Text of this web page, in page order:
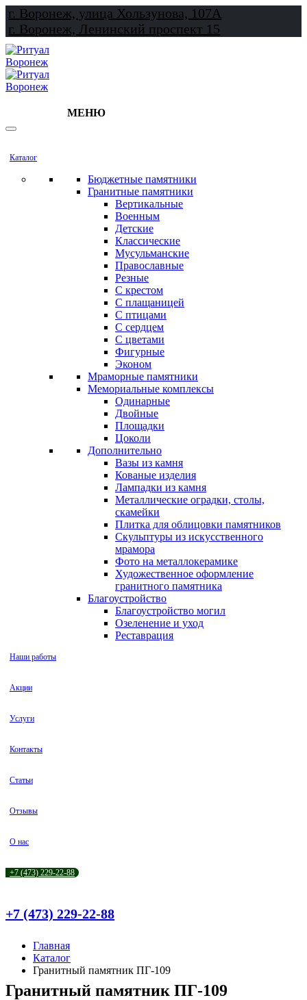
г. Воронеж, улица Хользунова, 107А
г. Воронеж, Ленинский проспект 15
МЕНЮ
Каталог
Бюджетные памятники
Гранитные памятники
Вертикальные
Военным
Детские
Классические
Мусульманские
Православные
Резные
С крестом
С плащаницей
С птицами
С сердцем
С цветами
Фигурные
Эконом
Мраморные памятники
Мемориальные комплексы
Одинарные
Двойные
Площадки
Цоколи
Дополнительно
Вазы из камня
Кованые изделия
Лампадки из камня
Металлические оградки, столы,
скамейки
Плитка для облицовки памятников
Скульптуры из искусственного
мрамора
Фото на металлокерамике
Художественное оформление
гранитного памятника
Благоустройство
Благоустройство могил
Озеленение и уход
Реставрация
Наши работы
Акции
Услуги
Контакты
Статьи
Отзывы
О нас
+7 (473) 229-22-88
+7 (473) 229-22-88
Главная
Каталог
Гранитный памятник ПГ-109
Гранитный памятник ПГ-109